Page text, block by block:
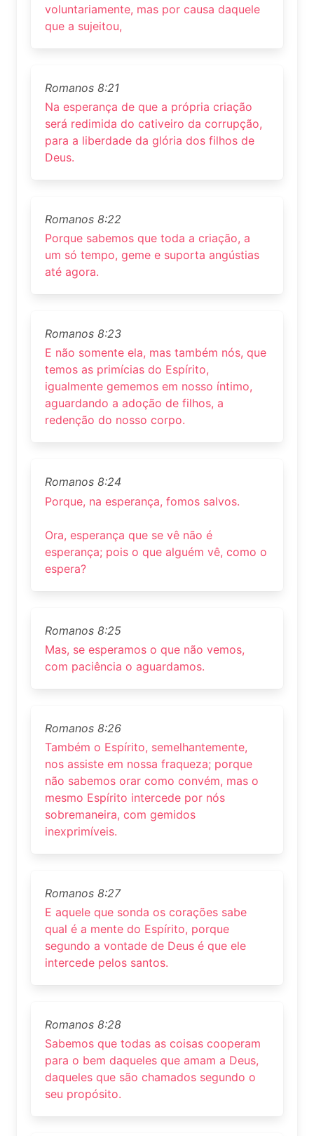
voluntariamente, mas por causa daquele
que a sujeitou,
Romanos 8:21
Na esperança de que a própria criação
será redimida do cativeiro da corrupção,
para a liberdade da glória dos filhos de
Deus.
Romanos 8:22
Porque sabemos que toda a criação, a
um só tempo, geme e suporta angústias
até agora.
Romanos 8:23
E não somente ela, mas também nós, que
temos as primícias do Espírito,
igualmente gememos em nosso íntimo,
aguardando a adoção de filhos, a
redenção do nosso corpo.
Romanos 8:24
Porque, na esperança, fomos salvos.
Ora, esperança que se vê não é
esperança; pois o que alguém vê, como o
espera?
Romanos 8:25
Mas, se esperamos o que não vemos,
com paciência o aguardamos.
Romanos 8:26
Também o Espírito, semelhantemente,
nos assiste em nossa fraqueza; porque
não sabemos orar como convém, mas o
mesmo Espírito intercede por nós
sobremaneira, com gemidos
inexprimíveis.
Romanos 8:27
E aquele que sonda os corações sabe
qual é a mente do Espírito, porque
segundo a vontade de Deus é que ele
intercede pelos santos.
Romanos 8:28
Sabemos que todas as coisas cooperam
para o bem daqueles que amam a Deus,
daqueles que são chamados segundo o
seu propósito.